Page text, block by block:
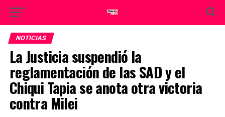
NOTICIAS
La Justicia suspendió la
reglamentación de las SAD y el
Chiqui Tapia se anota otra victoria
contra Milei